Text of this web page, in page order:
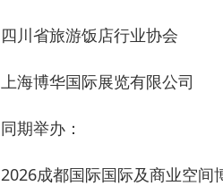
四川省旅游饭店行业协会
上海博华国际展览有限公司
同期举办：
2026成都国际国际及商业空间